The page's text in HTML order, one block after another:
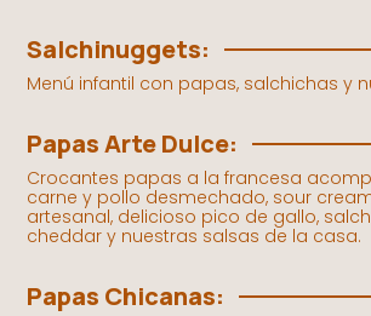
Salchinuggets:
Menú infantil con papas, salchichas y
Papas Arte Dulce:
Crocantes papas a la francesa
carne y pollo desmechado, sour
artesanal, delicioso pico de gallo,
cheddar y nuestras salsas de la casa.
Papas Chicanas: